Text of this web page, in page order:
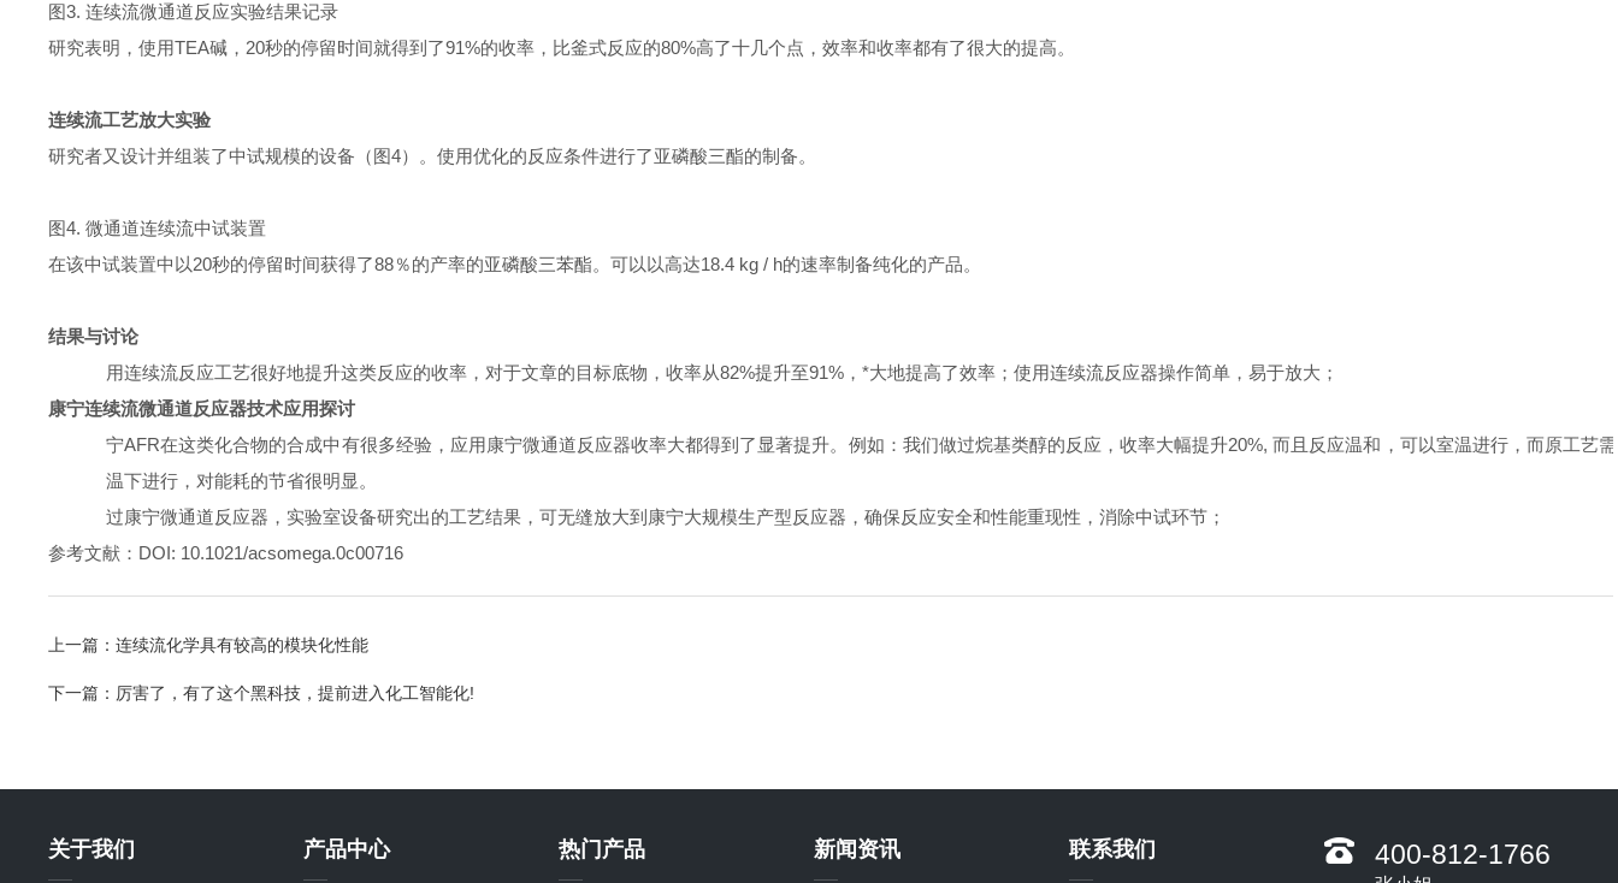
图3. 连续流微通道反应实验结果记录
研究表明，使用TEA碱， 20秒的停留时间就得到了91%的收率，比釜式反应的80%高了十几个点，效率和收率都有了很大的提高。
连续流工艺放大实验
研究者又设计并组装了中试规模的设备（图4）。使用优化的反应条件进行了亚磷酸三酯的制备。
图4. 微通道连续流中试装置
在该中试装置中以20秒的停留时间获得了88％的产率的亚磷酸三苯酯。可以以高达18.4 kg / h的速率制备纯化的产品。
结果与讨论
使用连续流反应工艺很好地提升这类反应的收率，对于文章的目标底物，收率从82%提升至91% ，*大地提高了效率；使用连续流反应器操作简单，易于放大；
康宁连续流微通道反应器技术应用探讨
康宁AFR在这类化合物的合成中有很多经验，应用康宁微通道反应器收率大都得到了显著提升。例如：我们做过烷基类醇的反应，收率大幅提升20%,而且反应温和，可以室温进行，而原工艺
温下进行，对能耗的节省很明显。
通过康宁微通道反应器，实验室设备研究出的工艺结果，可无缝放大到康宁大规模生产型反应器，确保反应安全和性能重现性，消除中试环节；
参考文献： DOI: 10.1021/acsomega.0c00716
上一篇： 连续流化学具有较高的模块化性能
下一篇： 厉害了，有了这个黑科技，提前进入化工智能化!
关于我们 产品中心 热门产品 新闻资讯 联系我们 400-812-1766